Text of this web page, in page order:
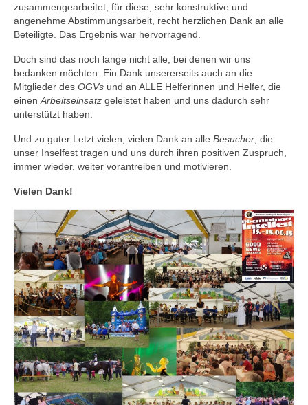
zusammengearbeitet, für diese, sehr konstruktive und
angenehme Abstimmungsarbeit, recht herzlichen Dank an alle
Beteiligte. Das Ergebnis war hervorragend.
Doch sind das noch lange nicht alle, bei denen wir uns
bedanken möchten. Ein Dank unsererseits auch an die
Mitglieder des OGVs und an ALLE Helferinnen und Helfer, die
einen Arbeitseinsatz geleistet haben und uns dadurch sehr
unterstützt haben.
Und zu guter Letzt vielen, vielen Dank an alle Besucher , die
unser Inselfest tragen und uns durch ihren positiven Zuspruch,
immer wieder, weiter vorantreiben und motivieren.
Vielen Dank!